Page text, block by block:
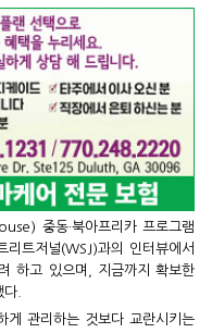
중동·북아프리카 프로그램
트저널(WSJ)과의 인터뷰에서
하고 있으며, 지금까지 확보한
.
게 관리하는 것보다 교란시키는